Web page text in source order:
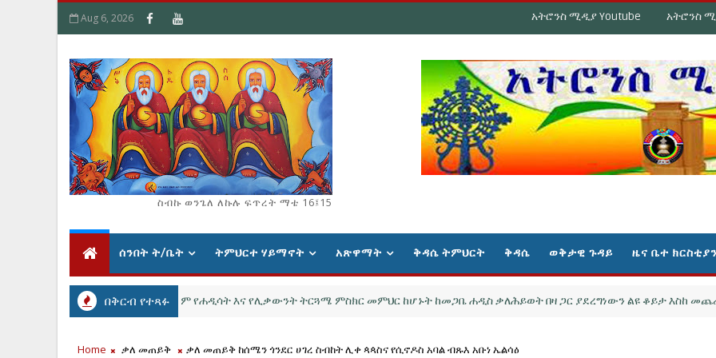
Aug 6, 2026 አትሮንስ ሚዲያ Youtube አትሮንስ
ስብኩ ወንጌለ ለኩሉ ፍጥረት ማቴ 16፤15
ሰንበት ት/ቤት ትምህርተ ሃይማኖት አጽዋማት ቅዳሴ ትምህርት ቅዳሴ ወቅታዊ ጉዳይ ዜና ቤተ ክርስቲያን
በቅርብ የተጻፉ
የግምጃ ቤት ማርያም የሐዲሳት እና የሊቃውንት ትርጓሜ ምስክር መምህር ከሆኑት ከመጋቤ ሐዲስ ቃለሕይወት በዛ ጋር ያደረግነውን ልዩ ቆይታ እስከ መጨረሻው
Home ቃለ መጠይቅ ቃለ መጠይቅ ከሰሜን ጎንደር ሀገረ ስብከት ሊቀ ጳጳስና የሲኖዶስ አባል ብጹእ አቡነ ኤልሳዕ